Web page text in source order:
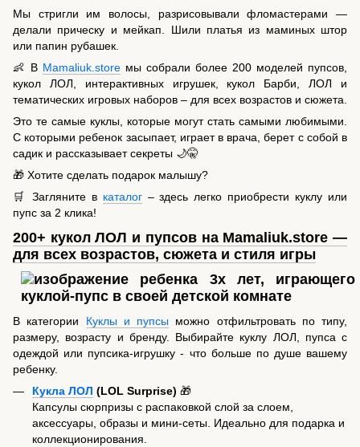
Мы стригли им волосы, разрисовывали фломастерами —
делали прическу и мейкап. Шили платья из маминых штор
или папин рубашек.
👶 В Mamaliuk.store мы собрали более 200 моделей пупсов,
кукол ЛОЛ, интерактивных игрушек, кукол Барби, ЛОЛ и
тематических игровых наборов – для всех возрастов и сюжета.
Это те самые куклы, которые могут стать самыми любимыми.
С которыми ребенок засыпает, играет в врача, берет с собой в
садик и рассказывает секреты 🌙🤫
🎁 Хотите сделать подарок малышу?
🛒 Загляните в каталог– здесь легко приобрести куклу или
пупс за 2 клика!
200+ куколЛОЛ и пупсов на Mamaliuk.store —
для всех возрастов, сюжета и стиля игры
В категории Куклы и пупсы можно отфильтровать по типу,
размеру, возрасту и бренду. Выбирайте куклу ЛОЛ, пупса с
одеждой или пупсика-игрушку - что больше по душе вашему
ребенку.
Кукла ЛОЛ (LOL Surprise) 🎁
Капсулы сюрпризы с распаковкой слой за слоем,
аксессуары, образы и мини-сеты. Идеально для подарка и
коллекционирования.